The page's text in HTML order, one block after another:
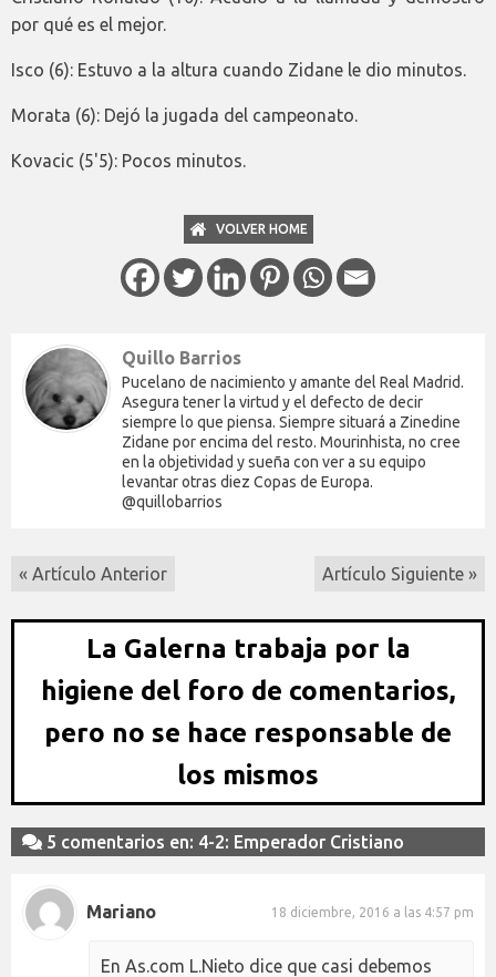
por qué es el mejor.
Isco (6): Estuvo a la altura cuando Zidane le dio minutos.
Morata (6): Dejó la jugada del campeonato.
Kovacic (5'5): Pocos minutos.
VOLVER HOME
Quillo Barrios
Pucelano de nacimiento y amante del Real Madrid.
Asegura tener la virtud y el defecto de decir
siempre lo que piensa. Siempre situará a Zinedine
Zidane por encima del resto. Mourinhista, no cree
en la objetividad y sueña con ver a su equipo
levantar otras diez Copas de Europa.
@quillobarrios
« Artículo Anterior Artículo Siguiente »
La Galerna trabaja por la
higiene del foro de comentarios,
pero no se hace responsable de
los mismos
5 comentarios en: 4-2: Emperador Cristiano
Mariano 18 diciembre, 2016 a las 4:57 pm
En As.com L.Nieto dice que casi debemos